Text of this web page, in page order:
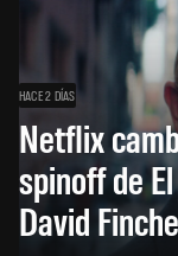
HACE 2 DÍAS
Netflix
spinoff de
David